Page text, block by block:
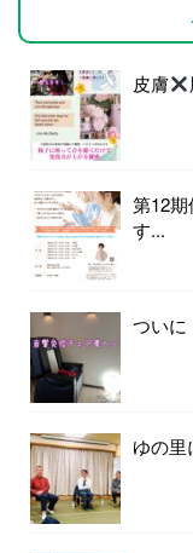
皮膚
第12
す...
ついに
ゆの里